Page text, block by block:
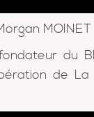
MOINET
du
de